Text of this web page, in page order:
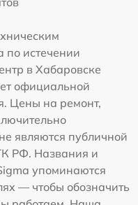
по истечении
в Хабаровске
официальной
Цены на ремонт,
являются публичной
РФ. Названия и
упоминаются
— чтобы обозначить